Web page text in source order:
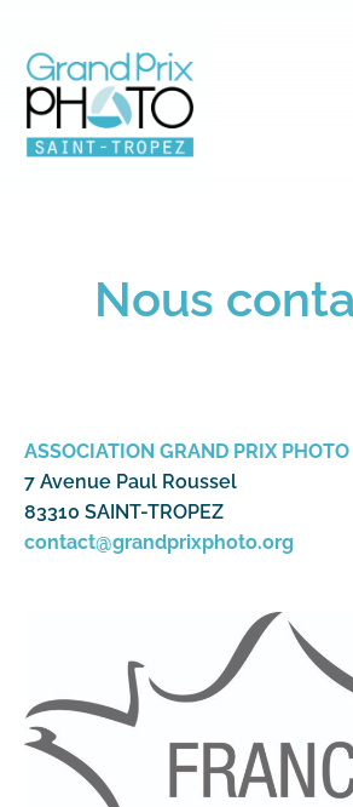
contenu
Nous
ASSOCIATION GRAND PRIX PHOTO
7 Avenue Paul Roussel
83310 SAINT-TROPEZ
contact@grandprixphoto.org